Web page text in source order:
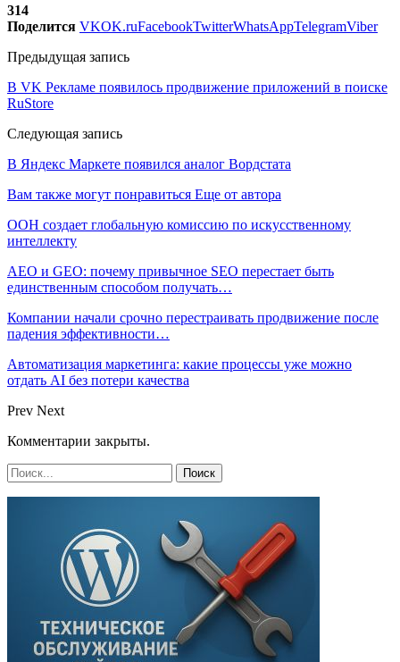
314
Поделится VKOK.ruFacebookTwitterWhatsAppTelegramViber
Предыдущая запись
В VK Рекламе появилось продвижение приложений в поиске
RuStore
Следующая запись
В Яндекс Маркете появился аналог Вордстата
Вам также могут понравиться Еще от автора
ООН создает глобальную комиссию по искусственному
интеллекту
AEO и GEO: почему привычное SEO перестает быть
единственным способом получать…
Компании начали срочно перестраивать продвижение после
падения эффективности…
Автоматизация маркетинга: какие процессы уже можно
отдать AI без потери качества
Prev Next
Комментарии закрыты.